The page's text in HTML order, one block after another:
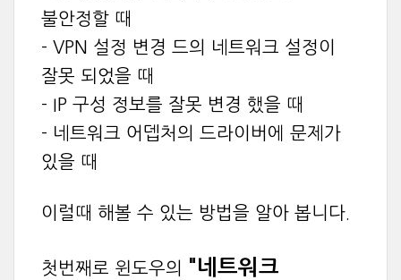
불안정할 때
- VPN 설정 변경 드의 네트워크 설정이
잘못 되었을 때
- IP 구성 정보를 잘못 변경 했을 때
- 네트워크 어뎁처의 드라이버에 문제가
있을 때
이럴때 해볼 수 있는 방법을 알아 봅니다.
첫번째로 윈도우의 "네트워크